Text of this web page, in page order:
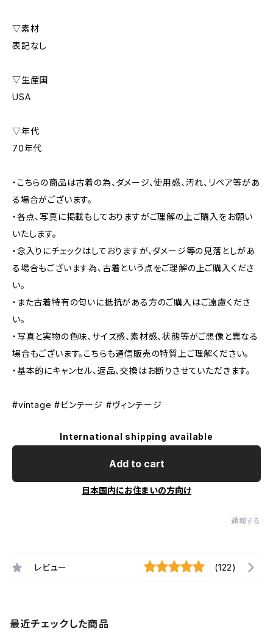
▽素材
表記なし
▽生産国
USA
▽年代
70年代
・こちらの商品は古着の為、ダメージ、使用感、汚れ、リペア等があ
る場合がございます。
・各点、写真に掲載もしておりますがご理解の上ご購入をお願い
いたします。
・念入りにチェックはしておりますが、ダメージ等の見落としがあ
る場合もございます為、古着という点をご理解の上ご購入くださ
い。
・また古着特有の匂いに抵抗がある方のご購入はご遠慮くださ
い。
・写真と実物の色味、サイズ感、素材感、状態等がご想像と異なる
場合もございます。こちらも通信販売の特質上ご理解ください。
・基本的にキャンセル、返品、交換はお断りさせていただきます。
#vintage #ビンテージ #ヴィンテージ
International shipping available
Add to cart
日本国内にお住まいの方向け
通報する
レビュー (122)
最近チェックした商品